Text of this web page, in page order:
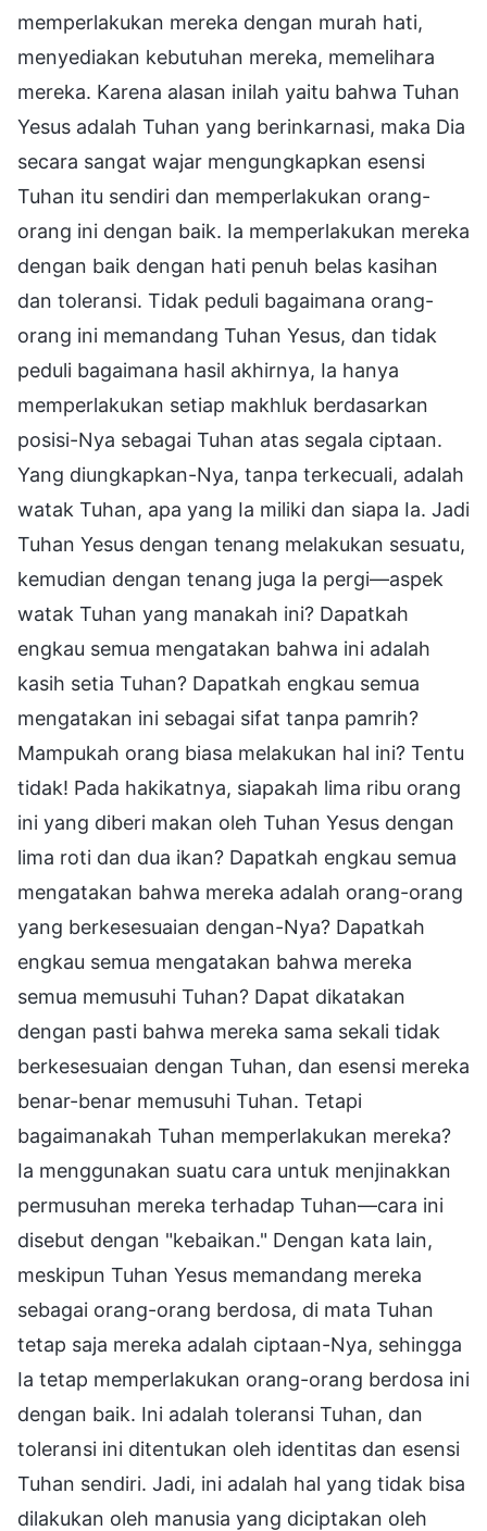
memperlakukan mereka dengan murah hati,
menyediakan kebutuhan mereka, memelihara
mereka. Karena alasan inilah yaitu bahwa Tuhan
Yesus adalah Tuhan yang berinkarnasi, maka Dia
secara sangat wajar mengungkapkan esensi
Tuhan itu sendiri dan memperlakukan orang-
orang ini dengan baik. Ia memperlakukan mereka
dengan baik dengan hati penuh belas kasihan
dan toleransi. Tidak peduli bagaimana orang-
orang ini memandang Tuhan Yesus, dan tidak
peduli bagaimana hasil akhirnya, Ia hanya
memperlakukan setiap makhluk berdasarkan
posisi-Nya sebagai Tuhan atas segala ciptaan.
Yang diungkapkan-Nya, tanpa terkecuali, adalah
watak Tuhan, apa yang Ia miliki dan siapa Ia. Jadi
Tuhan Yesus dengan tenang melakukan sesuatu,
kemudian dengan tenang juga Ia pergi—aspek
watak Tuhan yang manakah ini? Dapatkah
engkau semua mengatakan bahwa ini adalah
kasih setia Tuhan? Dapatkah engkau semua
mengatakan ini sebagai sifat tanpa pamrih?
Mampukah orang biasa melakukan hal ini? Tentu
tidak! Pada hakikatnya, siapakah lima ribu orang
ini yang diberi makan oleh Tuhan Yesus dengan
lima roti dan dua ikan? Dapatkah engkau semua
mengatakan bahwa mereka adalah orang-orang
yang berkesesuaian dengan-Nya? Dapatkah
engkau semua mengatakan bahwa mereka
semua memusuhi Tuhan? Dapat dikatakan
dengan pasti bahwa mereka sama sekali tidak
berkesesuaian dengan Tuhan, dan esensi mereka
benar-benar memusuhi Tuhan. Tetapi
bagaimanakah Tuhan memperlakukan mereka?
Ia menggunakan suatu cara untuk menjinakkan
permusuhan mereka terhadap Tuhan—cara ini
disebut dengan "kebaikan." Dengan kata lain,
meskipun Tuhan Yesus memandang mereka
sebagai orang-orang berdosa, di mata Tuhan
tetap saja mereka adalah ciptaan-Nya, sehingga
Ia tetap memperlakukan orang-orang berdosa ini
dengan baik. Ini adalah toleransi Tuhan, dan
toleransi ini ditentukan oleh identitas dan esensi
Tuhan sendiri. Jadi, ini adalah hal yang tidak bisa
dilakukan oleh manusia yang diciptakan oleh